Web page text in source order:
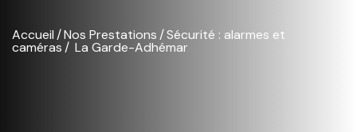
Accueil Nos Prestations Sécurité : alarmes et
caméras La Garde-Adhémar